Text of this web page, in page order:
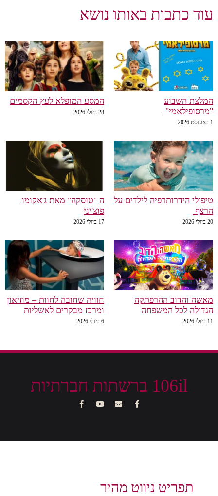
עוד כתבות באותו נושא
המלצת השבוע
"מרסופילאמי"
1 באוגוסט 2026
המסע המופלא לעץ הקסמים
28 ביולי 2026
טיפולי הידרותרפיה לילדים על
הרצף
20 ביולי 2026
ה "טוסקה" מאת ג'אקומו
פוצ'יני
17 ביולי 2026
מאשה והדוב ההרפתקה
הגדולה לכל המשפחה
11 ביולי 2026
חוויה שחובה לחוות – מוזיאון
ומרכז מבקרים לאשליות
6 ביולי 2026
106il ברשתות חברתיות
תפריט ניווט מהיר